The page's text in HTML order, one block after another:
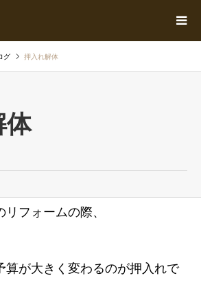
グ 押入れ解体
体
フォームの際、
算が大きく変わるのが押入れで